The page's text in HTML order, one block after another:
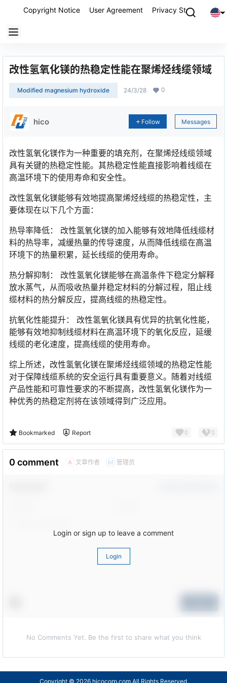
Copyright Notice User Agreement Privacy Statement
改性氢氧化镁的热稳定性能在聚烯烃线缆领域
Modified magnesium hydroxide 24/3/28 0
hico Follow Messages
改性氢氧化镁作为一种重要的填充剂，在聚烯烃线缆领域
具有关键的热稳定性能。其热稳定性能直接影响着线缆在
高温环境下的使用寿命和安全性。
改性氢氧化镁能够有效地提高聚烯烃线缆的热稳定性，主
要体现在以下几个方面：
热导率降低： 改性氢氧化镁的加入能够有效地降低线缆材
料的热导率，减缓热量的传导速度，从而降低线缆在高温
环境下的热量积累，延长线缆的使用寿命。
热分解抑制： 改性氢氧化镁能够在高温条件下稳定分解释
放水蒸气，从而吸收热量并稳定材料的分解过程，阻止线
缆材料的热分解反应，提高线缆的热稳定性。
抗氧化性能提升： 改性氢氧化镁具有优异的抗氧化性能，
能够有效地抑制线缆材料在高温环境下的氧化反应，延缓
线缆的老化速度，提高线缆的使用寿命。
综上所述，改性氢氧化镁在聚烯烃线缆领域的热稳定性能
对于保障线缆系统的安全运行具有重要意义。随着对线缆
产品性能和可靠性要求的不断提高，改性氢氧化镁作为一
种优秀的热稳定剂将在该领域得到广泛应用。
Bookmarked Report 0 0
0 comment A 文章作者 M 管理员
Login or sign up to leave a comment
Login
No Comments Yet. Be the first to share what you think
Copyright © 2026 hicocorp.com All Rights Reserved